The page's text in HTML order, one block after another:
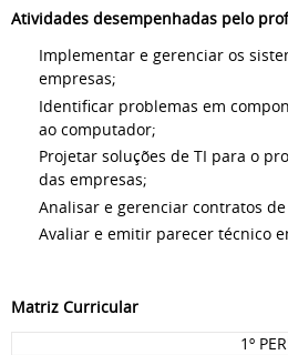
Atividades desempenhadas pelo
Implementar e gerenciar os
empresas;
Identificar problemas em
ao computador;
Projetar soluções de TI para o
das empresas;
Analisar e gerenciar contratos
Avaliar e emitir parecer técnico
Matriz Curricular
1º